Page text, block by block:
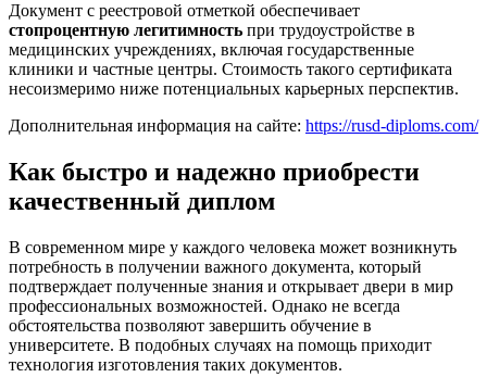
Документ с реестровой отметкой обеспечивает
стопроцентную легитимность при трудоустройстве в
медицинских учреждениях, включая государственные
клиники и частные центры. Стоимость такого сертификата
несоизмеримо ниже потенциальных карьерных перспектив.
Дополнительная информация на сайте: https://rusd-diploms.com/
Как быстро и надежно приобрести
качественный диплом
В современном мире у каждого человека может возникнуть
потребность в получении важного документа, который
подтверждает полученные знания и открывает двери в мир
профессиональных возможностей. Однако не всегда
обстоятельства позволяют завершить обучение в
университете. В подобных случаях на помощь приходит
технология изготовления таких документов.